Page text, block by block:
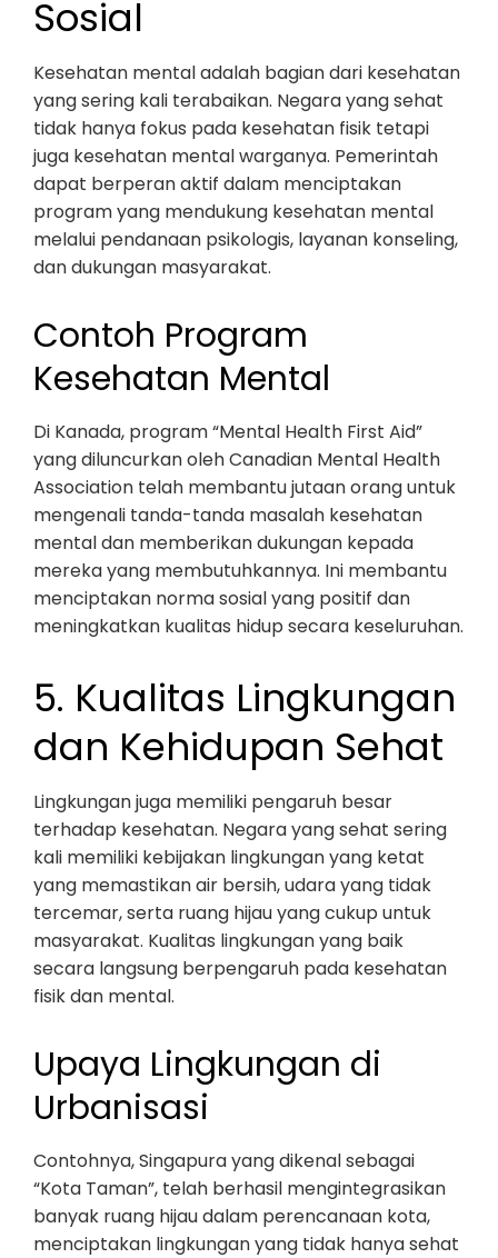
Sosial
Kesehatan mental adalah bagian dari kesehatan
yang sering kali terabaikan. Negara yang sehat
tidak hanya fokus pada kesehatan fisik tetapi
juga kesehatan mental warganya. Pemerintah
dapat berperan aktif dalam menciptakan
program yang mendukung kesehatan mental
melalui pendanaan psikologis, layanan konseling,
dan dukungan masyarakat.
Contoh Program
Kesehatan Mental
Di Kanada, program “Mental Health First Aid”
yang diluncurkan oleh Canadian Mental Health
Association telah membantu jutaan orang untuk
mengenali tanda-tanda masalah kesehatan
mental dan memberikan dukungan kepada
mereka yang membutuhkannya. Ini membantu
menciptakan norma sosial yang positif dan
meningkatkan kualitas hidup secara keseluruhan.
5. Kualitas Lingkungan
dan Kehidupan Sehat
Lingkungan juga memiliki pengaruh besar
terhadap kesehatan. Negara yang sehat sering
kali memiliki kebijakan lingkungan yang ketat
yang memastikan air bersih, udara yang tidak
tercemar, serta ruang hijau yang cukup untuk
masyarakat. Kualitas lingkungan yang baik
secara langsung berpengaruh pada kesehatan
fisik dan mental.
Upaya Lingkungan di
Urbanisasi
Contohnya, Singapura yang dikenal sebagai
“Kota Taman”, telah berhasil mengintegrasikan
banyak ruang hijau dalam perencanaan kota,
menciptakan lingkungan yang tidak hanya sehat